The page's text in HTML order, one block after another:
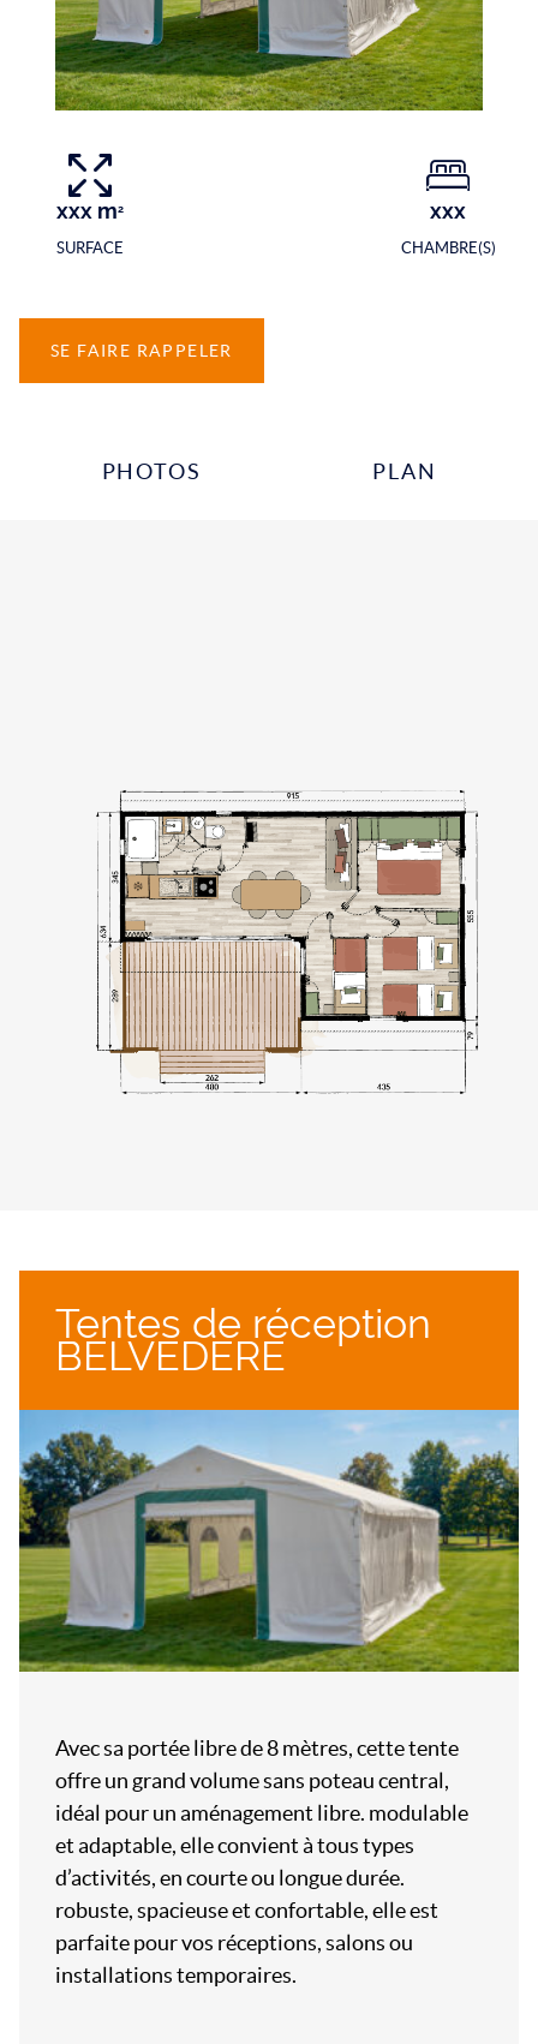
xxx m2
SURFACE
xxx
CHAMBRE(S)
SE FAIRE RAPPELER
PHOTOS PLAN
Tentes de réception
BELVEDERE
Avec sa portée libre de 8 mètres, cette tente
offre un grand volume sans poteau central,
idéal pour un aménagement libre. modulable
et adaptable, elle convient à tous types
d’activités, en courte ou longue durée.
robuste, spacieuse et confortable, elle est
parfaite pour vos réceptions, salons ou
installations temporaires.